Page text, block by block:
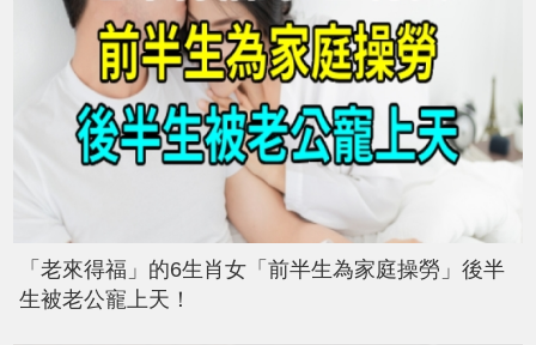
「老來得福」的6生肖女「前半生為家庭操勞」後半
生被老公寵上天！